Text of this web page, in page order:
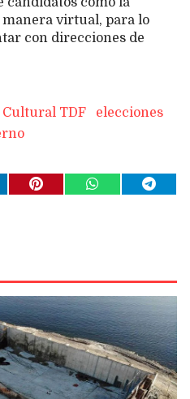
virtual, para lo
con direcciones de
TDF
elecciones